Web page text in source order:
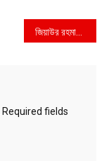
জিয়াউর রহমানের কর্মময় জীবন নতুন প্রজন্মের জন্য অনুকরণীয় হয়ে থাকবে’ নান্দাইলে তথ্য ও সম্প্রচার প্রতিমন্ত্রী
Required fields